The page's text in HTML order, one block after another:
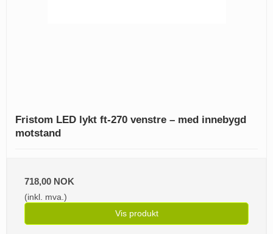
Fristom LED lykt ft-270 venstre – med innebygd
motstand
718,00 NOK
(inkl. mva.)
Vis produkt